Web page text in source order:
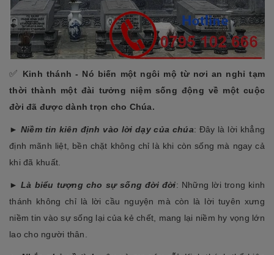
✅ Kinh thánh - Nó biến một ngôi mộ từ nơi an nghỉ tạm
thời thành một đài tưởng niệm sống động về một cuộc
đời đã được dành trọn cho Chúa.
► Niềm tin kiên định vào lời dạy của chúa: Đây là lời khẳng
định mãnh liệt, bền chặt không chỉ là khi còn sống mà ngay cả
khi đã khuất.
►Là biểu tượng cho sự sống đời đời: Những lời trong kinh
thánh không chỉ là lời cầu nguyện mà còn là lời tuyên xưng
niềm tin vào sự sống lại của kẻ chết, mang lại niềm hy vọng lớn
lao cho người thân.